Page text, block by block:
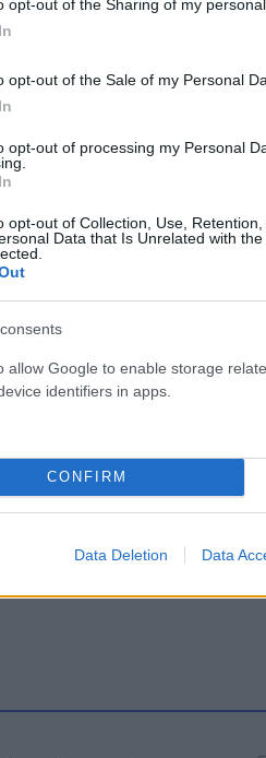
opt-out of the Sharing of my personal
opt-out of the Sale of my Personal
opt-out of processing my Personal
opt-out of Collection, Use,
Data that Is Unrelated with
allow Google to enable storage
identifiers in apps.
CONFIRM
Data Deletion Data
και στον δικηγόρο
Μπομπ Μενέντεζ
- Νέα κατηγορία